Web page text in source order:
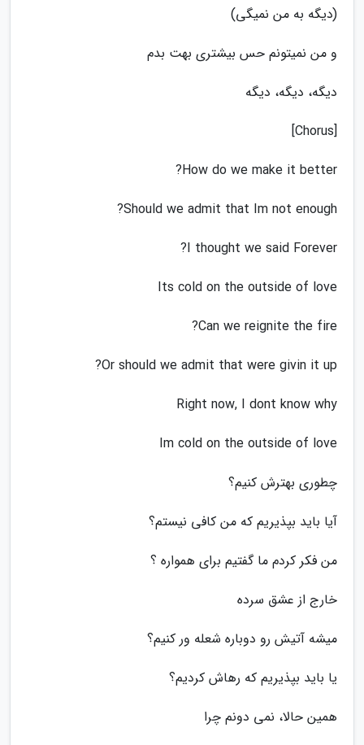
(دیگه به من نمیگی)
و من نمیتونم حس بیشتری بهت بدم
دیگه، دیگه، دیگه
[Chorus]
How do we make it better?
Should we admit that Im not enough?
I thought we said Forever?
Its cold on the outside of love
Can we reignite the fire?
Or should we admit that were givin it up?
Right now, I dont know why
Im cold on the outside of love
چطوری بهترش کنیم؟
آیا باید بپذیریم که من کافی نیستم؟
من فکر کردم ما گفتیم برای همواره ؟
خارج از عشق سرده
میشه آتیش رو دوباره شعله ور کنیم؟
یا باید بپذیریم که رهاش کردیم؟
همین حالا، نمی دونم چرا